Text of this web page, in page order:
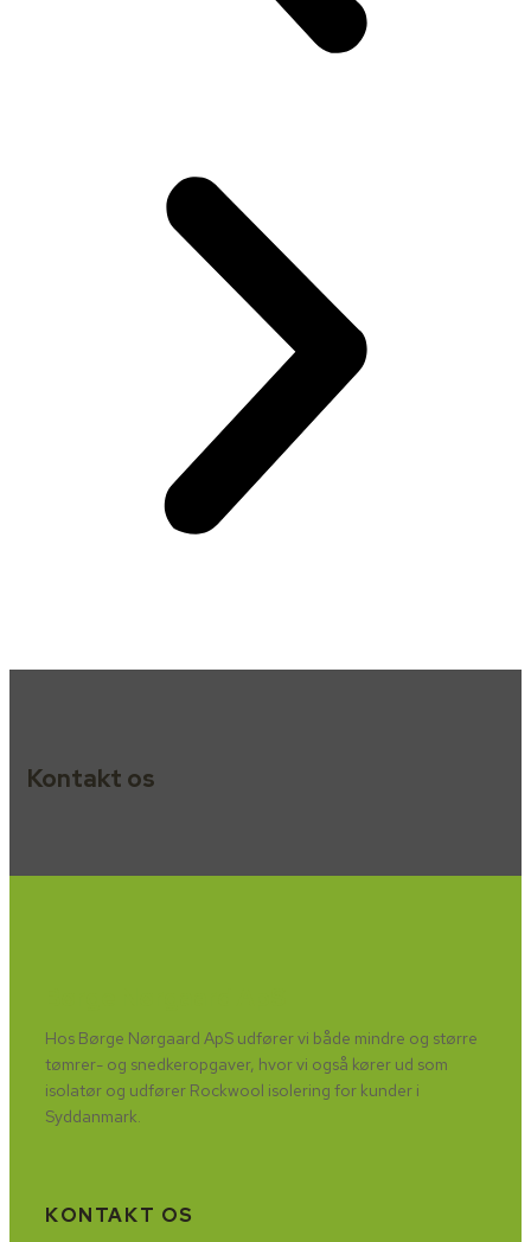
Kontakt os
​Hos Børge Nørgaard ApS udfører vi både mindre og større
tømrer- og snedkeropgaver, hvor vi også kører ud som
isolatør og udfører Rockwool isolering for kunder i
Syddanmark.
KONTAKT OS